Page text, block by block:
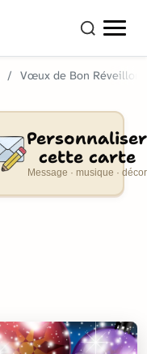
Vœux de Bon Réveillon
Personnaliser
cette carte
Message · musique · décor